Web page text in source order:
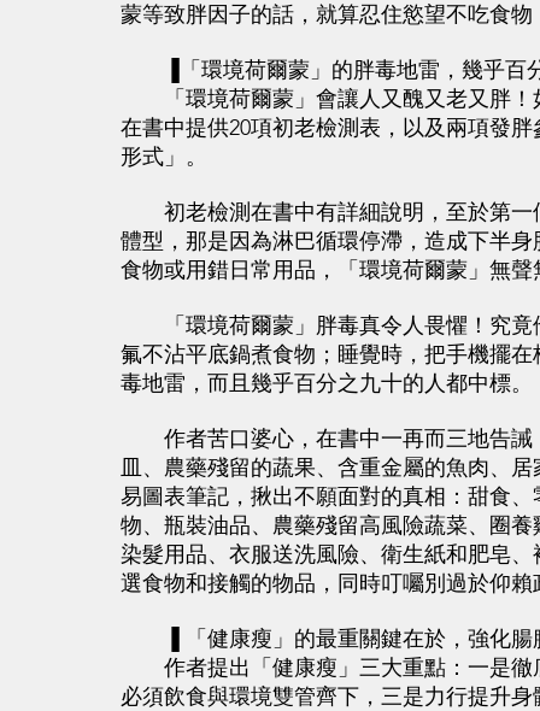
蒙等致胖因子的話，就算忍住慾望不吃食
▐「環境荷爾蒙」的胖毒地雷，幾乎百
「環境荷爾蒙」會讓人又醜又老又胖！
在書中提供20項初老檢測表，以及兩項發
形式」。
初老檢測在書中有詳細說明，至於第一
體型，那是因為淋巴循環停滯，造成下半
食物或用錯日常用品，「環境荷爾蒙」無
「環境荷爾蒙」胖毒真令人畏懼！究竟
氟不沾平底鍋煮食物；睡覺時，把手機擺
毒地雷，而且幾乎百分之九十的人都中標。
作者苦口婆心，在書中一再而三地告誡
皿、農藥殘留的蔬果、含重金屬的魚肉、
易圖表筆記，揪出不願面對的真相：甜食
物、瓶裝油品、農藥殘留高風險蔬菜、圈
染髮用品、衣服送洗風險、衛生紙和肥皂
選食物和接觸的物品，同時叮囑別過於仰
▐ 「健康瘦」的最重關鍵在於，強化腸
作者提出「健康瘦」三大重點：一是徹
必須飲食與環境雙管齊下，三是力行提升